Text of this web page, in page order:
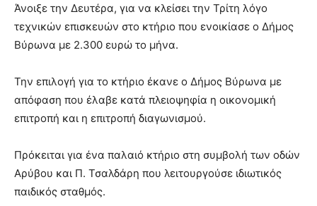
blonde
lesbians
very
hot
show.desi
xxx
lyons
you
the
meaning
of
Άνοιξε την Δευτέρα, για να κλείσει την Τρίτη λόγο
τεχνικών επισκευών στο κτήριο που ενοικίασε ο Δήμος
Βύρωνα με 2.300 ευρώ το μήνα.
Την επιλογή για το κτήριο έκανε ο Δήμος Βύρωνα με
απόφαση που έλαβε κατά πλειοψηφία η οικονομική
επιτροπή και η επιτροπή διαγωνισμού.
Πρόκειται για ένα παλαιό κτήριο στη συμβολή των οδών
Αρύβου και Π. Τσαλδάρη που λειτουργούσε ιδιωτικός
παιδικός σταθμός.